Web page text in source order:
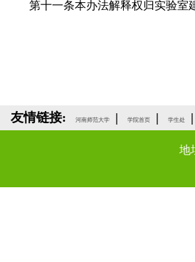
第十一条本办法解释权归实验室
友情链接: 河南师范大学 | 学院首页 | 学生处 |
地